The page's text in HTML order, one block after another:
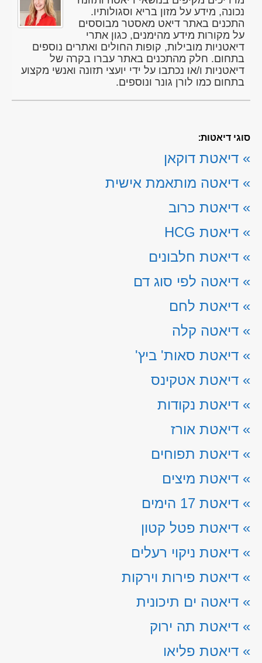
נכונה, מידע על מזון בריא וסגולותיו.
התכנים באתר דיאט מאסטר מבוססים
על מקורות מידע מהימנים, כגון אתרי
דיאטניות מובילות, קופות החולים ואתרים נוספים
בתחום. חלק מהתכנים באתר עברו בקרה של
דיאטניות ו/או נכתבו על ידי יועצי תזונה ואנשי מקצוע
בתחום כמו לורן גונר ונוספים.
סוגי דיאטות:
» דיאטת דוקאן
» דיאטה מותאמת אישית
» דיאטת כרוב
» דיאטת HCG
» דיאטת חלבונים
» דיאטה לפי סוג דם
» דיאטת לחם
» דיאטה קלה
» דיאטת סאות' ביץ'
» דיאטת אטקינס
» דיאטת נקודות
» דיאטת אורז
» דיאטת תפוחים
» דיאטת מיצים
» דיאטת 17 הימים
» דיאטת פטל קטון
» דיאטת ניקוי רעלים
» דיאטת פירות וירקות
» דיאטה ים תיכונית
» דיאטת תה ירוק
» דיאטת פליאו